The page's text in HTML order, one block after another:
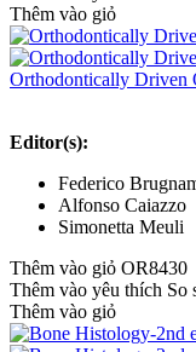
Thêm vào giỏ
Orthodontically Driven
Editor(s):
Federico
Alfonso Caiazzo
Simonetta Meuli
Thêm vào giỏ OR8430
Thêm vào yêu thích So
Thêm vào giỏ